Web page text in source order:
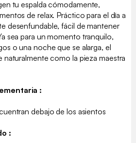
tu espalda cómodamente,
de relax. Práctico para el día a
desenfundable, fácil de mantener
sea para un momento tranquilo,
o una noche que se alarga, el
naturalmente como la pieza maestra
:
debajo de los asientos
: